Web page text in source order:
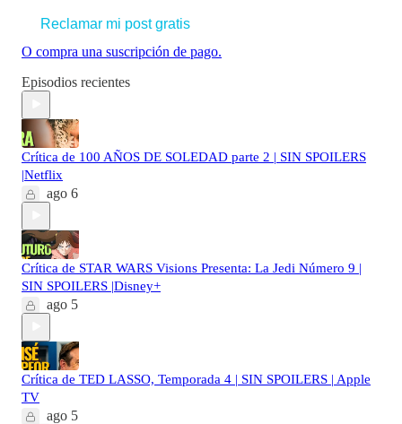
Reclamar mi post gratis
O compra una suscripción de pago.
Episodios recientes
Crítica de 100 AÑOS DE SOLEDAD parte 2 | SIN SPOILERS
|Netflix
ago 6
Crítica de STAR WARS Visions Presenta: La Jedi Número 9 |
SIN SPOILERS |Disney+
ago 5
Crítica de TED LASSO, Temporada 4 | SIN SPOILERS | Apple
TV
ago 5